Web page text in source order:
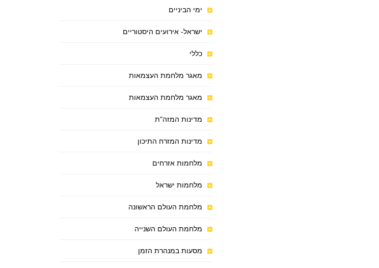
ימי הביניים
ישראל- אירועים היסטוריים
כללי
מאגר מלחמת העצמאות
מאגר מלחמת העצמאות
מדינות המזה"ת
מדינות המזרח התיכון
מלחמות אזרחים
מלחמות ישראל
מלחמת העולם הראשונה
מלחמת העולם השנייה
מסעות במנהרת הזמן